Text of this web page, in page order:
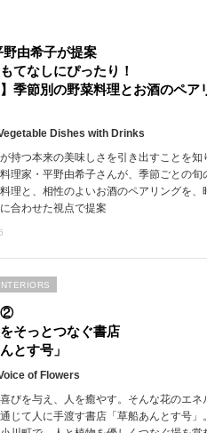
野由希子が提案
てなしにぴったり！
】季節別の野菜料理とお酒のペア
Dishes with Drinks
持つ本来の美味しさを引き出すことを知
理家・平野由希子さんが、季節ごとの旬
理と、相性のよいお酒のペアリングを、
合わせた視点で提案
②
そっとつなぐ書店
とす号」
of Flowers
びを与え、人を癒やす。そんな花のエネ
じて人に手渡す書店「草船あんとす号」